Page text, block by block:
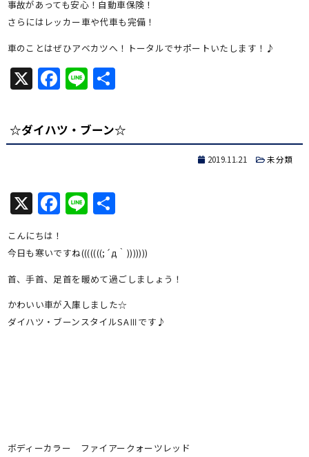
事故があっても安心！自動車保険！
さらにはレッカー車や代車も完備！
車のことはぜひアベカツへ！トータルでサポートいたします！♪
X Facebook
Line共
☆ダイハツ・ブーン☆
2019.11.21 未分類
X Facebook
Line共
こんにちは！
今日も寒いですね(((((((;´д｀)))))))
首、手首、足首を暖めて過ごしましょう！
かわいい車が入庫しました☆
ダイハツ・ブーンスタイルSAⅢです♪
ボディーカラー ファイアークォーツレッド